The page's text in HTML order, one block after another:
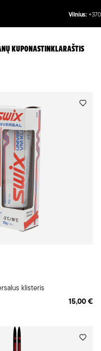
Vilnius:
KUPONASTINKLARAŠTIS
klisteris
15,00 €